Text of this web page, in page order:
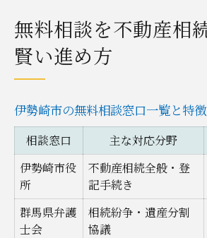
無料相談を不動産相
賢い進め方
伊勢崎市の無料相談窓口一覧と特
相談窓口 主な対応分野
伊勢崎市役
所
不動産相続全般・登
記手続き
群馬県弁護
士会
相続紛争・遺産分割
協議